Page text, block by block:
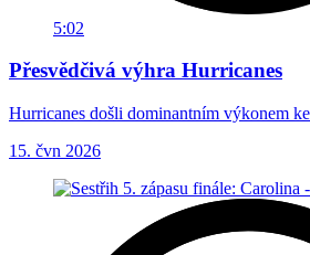
5:02
Přesvědčivá výhra Hurricanes
Hurricanes došli dominantním výkonem
15. čvn 2026